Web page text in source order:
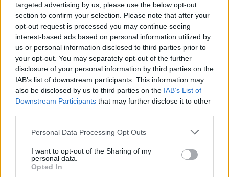
targeted advertising by us, please use the below opt-out
section to confirm your selection. Please note that after your
opt-out request is processed you may continue seeing
interest-based ads based on personal information utilized by
us or personal information disclosed to third parties prior to
your opt-out. You may separately opt-out of the further
disclosure of your personal information by third parties on the
IAB’s list of downstream participants. This information may
also be disclosed by us to third parties on the IAB’s List of
Downstream Participants that may further disclose it to other
Please note that this website/app uses one or more Google
not limited to your visit or usage behaviour. You may click to
grant or deny consent to Google and its third-party tags to
use your data for below specified purposes in below Google
Personal Data Processing Opt Outs
I want to opt-out of the Sharing of my
personal data.
Opted In
CRYPTOKOERSEN
Naam Prijs
Kinza Babylon Staked BTC
(KBTC)
$83,270.00